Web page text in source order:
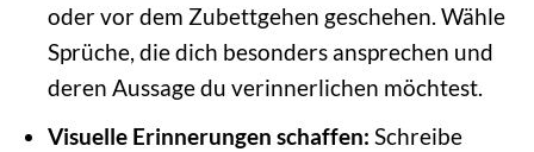
oder vor dem Zubettgehen geschehen. Wähle
Sprüche, die dich besonders ansprechen und
deren Aussage du verinnerlichen möchtest.
Visuelle Erinnerungen schaffen: Schreibe